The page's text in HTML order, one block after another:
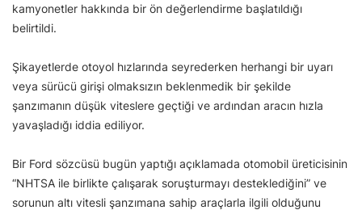
kamyonetler hakkında bir ön değerlendirme başlatıldığı
belirtildi.
Şikayetlerde otoyol hızlarında seyrederken herhangi bir uyarı
veya sürücü girişi olmaksızın beklenmedik bir şekilde
şanzımanın düşük viteslere geçtiği ve ardından aracın hızla
yavaşladığı iddia ediliyor.
Bir Ford sözcüsü bugün yaptığı açıklamada otomobil üreticisinin
“NHTSA ile birlikte çalışarak soruşturmayı desteklediğini” ve
sorunun altı vitesli şanzımana sahip araçlarla ilgili olduğunu